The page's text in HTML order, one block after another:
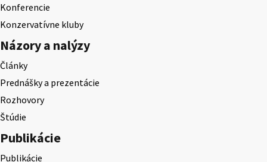
Konferencie
Konzervatívne kluby
Názory a nalýzy
Články
Prednášky a prezentácie
Rozhovory
Štúdie
Publikácie
Publikácie